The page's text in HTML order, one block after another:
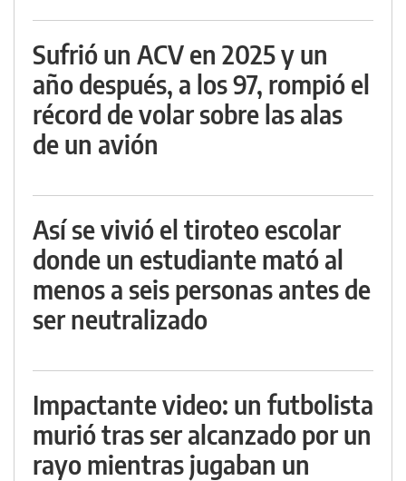
Sufrió un ACV en 2025 y un
año después, a los 97, rompió el
récord de volar sobre las alas
de un avión
Así se vivió el tiroteo escolar
donde un estudiante mató al
menos a seis personas antes de
ser neutralizado
Impactante video: un futbolista
murió tras ser alcanzado por un
rayo mientras jugaban un